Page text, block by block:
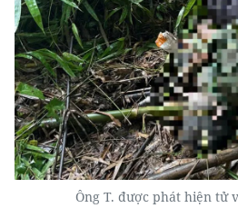
Ông T. được phát hiện tử